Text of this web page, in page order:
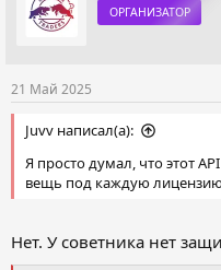
ОРГАНИЗАТОР
21 Май 2025
Juvv написал(а):
Я просто думал, что этот
вещь под каждую
Нет. У советника нет